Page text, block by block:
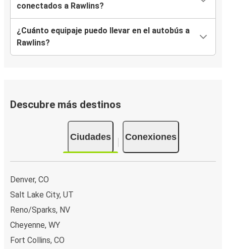
conectados a Rawlins?
¿Cuánto equipaje puedo llevar en el autobús a
Rawlins?
Descubre más destinos
Ciudades Conexiones
Denver, CO
Salt Lake City, UT
Reno/Sparks, NV
Cheyenne, WY
Fort Collins, CO